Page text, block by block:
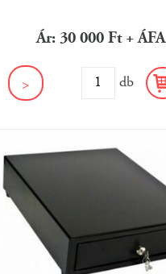
Ár: 30 000 Ft + ÁFA
> db